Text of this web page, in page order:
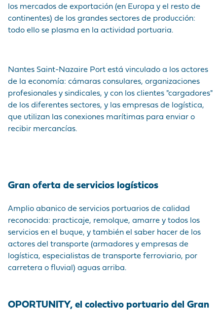
los mercados de exportación (en Europa y el resto de
continentes) de los grandes sectores de producción:
todo ello se plasma en la actividad portuaria.
Nantes Saint-Nazaire Port está vinculado a los actores
de la economía: cámaras consulares, organizaciones
profesionales y sindicales, y con los clientes "cargadores"
de los diferentes sectores, y las empresas de logística,
que utilizan las conexiones marítimas para enviar o
recibir mercancías.
Gran oferta de servicios logísticos
Amplio abanico de servicios portuarios de calidad
reconocida: practicaje, remolque, amarre y todos los
servicios en el buque, y también el saber hacer de los
actores del transporte (armadores y empresas de
logística, especialistas de transporte ferroviario, por
carretera o fluvial) aguas arriba.
OPORTUNITY, el colectivo portuario del Gran